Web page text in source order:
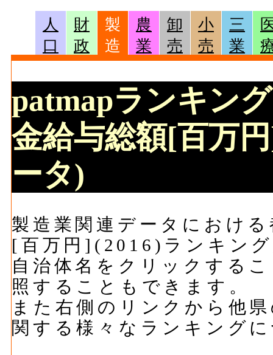
人
口
財
政
製
造
農
業
卸
売
小
売
三
業
patmapランキン
金給与総額[百万
ータ)
製造業関連データにおけ
[百万円](2016)ランキン
自治体名をクリックする
照することもできます。
また右側のリンクから他
関する様々なランキング